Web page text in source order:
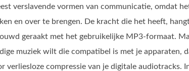
verslavende vormen van communicatie, omdat
en over te brengen. De kracht die het heeft,
geraakt met het gebruikelijke MP3‑formaat.
muziek wilt die compatibel is met je apparaten,
verliesloze compressie van je digitale audiotracks.